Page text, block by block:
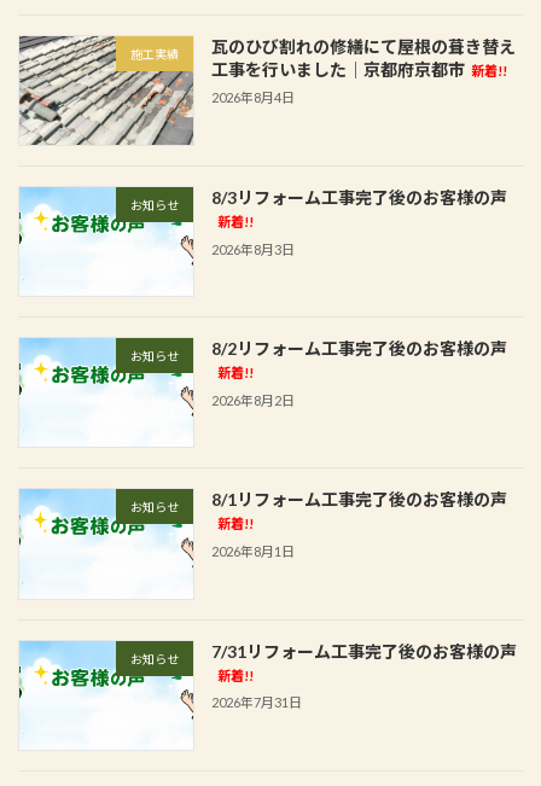
施工実績
瓦のひび割れの修繕にて屋根の葺き替え
工事を行いました│京都府京都市 新着!!
2026年8月4日
お知らせ 8/3リフォーム工事完了後のお客様の声
新着!!
2026年8月3日
お知らせ 8/2リフォーム工事完了後のお客様の声
新着!!
2026年8月2日
お知らせ 8/1リフォーム工事完了後のお客様の声
新着!!
2026年8月1日
お知らせ 7/31リフォーム工事完了後のお客様の声
新着!!
2026年7月31日